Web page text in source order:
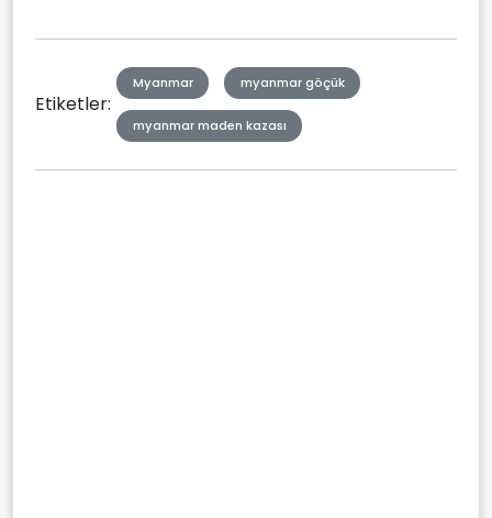
Etiketler:
Myanmar myanmar göçük
myanmar maden kazası